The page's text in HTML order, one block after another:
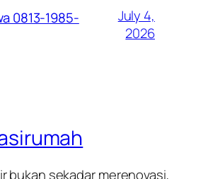
0813-1985-
July 4,
2026
bukan sekadar merenovasi,